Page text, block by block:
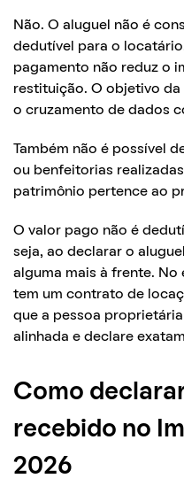
Não. O aluguel não é
dedutível para o
pagamento não reduz o
restituição. O objetivo
o cruzamento de dados
Também não é possível
ou benfeitorias
patrimônio pertence ao
O valor pago não é
seja, ao declarar o
alguma mais à frente. No
tem um contrato de
que a pessoa
alinhada e declare
Como
recebido no
2026